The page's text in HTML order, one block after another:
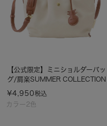
カラー2色
【公式限定】ミニショルダーバッ
グ/肩楽SUMMER COLLECTION
¥4,950税込